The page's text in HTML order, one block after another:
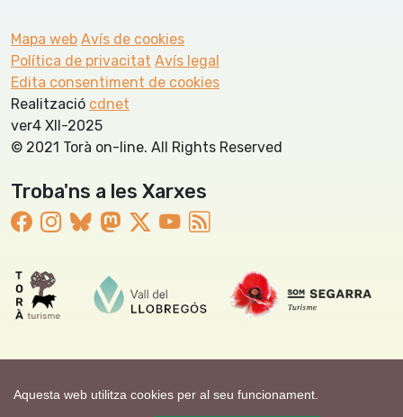
Aquesta web utilitza cookies per al seu funcionament.
Mapa web Avís de cookies
Política de privacitat Avís legal
Edita consentiment de cookies
Realització cdnet
ver4 XII-2025
© 2021 Torà on-line. All Rights Reserved
Troba'ns a les Xarxes